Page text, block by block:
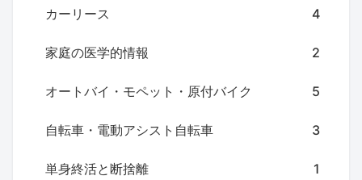
カーリース 4
家庭の医学的情報 2
オートバイ・モペット・原付バイク 5
自転車・電動アシスト自転車 3
単身終活と断捨離 1